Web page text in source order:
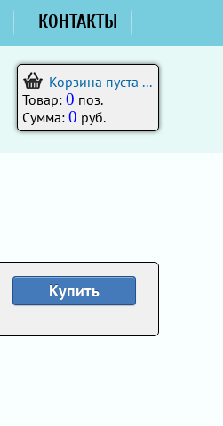
КОНТАКТЫ
Корзина пуста ...
Товар: 0 поз.
Сумма: 0 руб.
Купить